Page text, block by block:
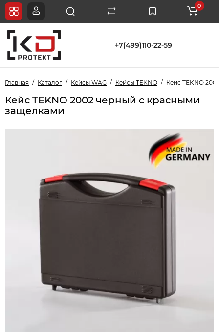
+7(499)110-22-59
0
Главная Каталог Кейсы WAG Кейсы TEKNO Кейс TEKNO
Кейс TEKNO 2002 черный с красными
защелками